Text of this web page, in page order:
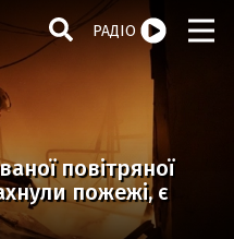
РАДІО
повітряної
пожежі, є